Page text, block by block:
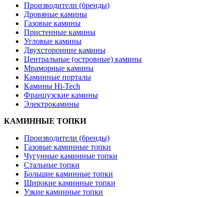
Производители (бренды)
Дровяные камины
Газовые камины
Пристенные камины
Угловые камины
Двухсторонние камины
Центральные (островные) камины
Мраморные камины
Каминные порталы
Камины Hi-Tech
Французские камины
Электрокамины
КАМИННЫЕ ТОПКИ
Производители (бренды)
Газовые каминные топки
Чугунные каминные топки
Стальные топки
Большие каминные топки
Широкие каминные топки
Узкие каминные топки